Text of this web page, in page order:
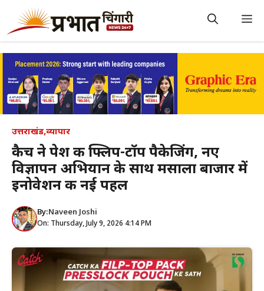
content
उत्तराखंड,व्यापार
कैच ने पेश की फ्लिप-टॉप पैकेजिंग, नए
विज्ञापन अभियान के साथ मसाला बाजार में
इनोवेशन की नई पहल
By:Naveen Joshi
On: Thursday, July 9, 2026 4:14 PM